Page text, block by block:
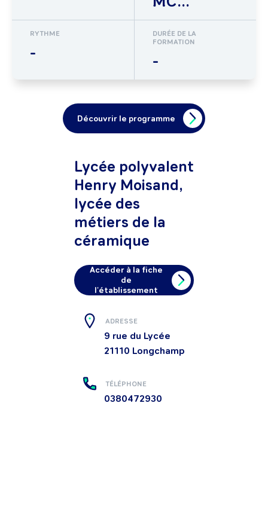
RYTHME
-
DURÉE DE LA
FORMATION
-
Découvrir le programme
Lycée polyvalent
Henry Moisand,
lycée des
métiers de la
céramique
Accéder à la fiche
de
l'établissement
ADRESSE
9 rue du Lycée
21110 Longchamp
TÉLÉPHONE
0380472930